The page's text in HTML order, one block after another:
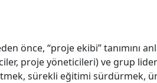
önce, “proje ekibi” tanımını
proje yöneticileri) ve grup
sürekli eğitimi sürdürmek,